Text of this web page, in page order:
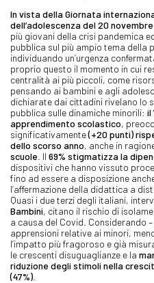
In vista della Giornata
dell’adolescenza del 20 novembre
più giovani della crisi pandemica
pubblica sul più ampio tema della
individuando un’urgenza
proprio questo il momento in cui
centralità ai più piccoli, come
pensando ai bambini e agli
dichiarate dai cittadini rivelano lo
pubblica sulle dinamiche minorili: il
apprendimento scolastico,
significativamente(+20 punti)
dello scorso anno, anche in
scuole . Il 69% stigmatizza la
dispositivi che hanno vissuto
fino ad essere a disposizione
l’affermazione della didattica a
Quasi i due terzi degli italiani,
Bambini, citano il rischio di
a causa del Covid. Considerando
apprensioni relative ai minori,
l’impatto più fragoroso e già
le crescenti disuguaglianze e la
riduzione degli stimoli nella
(47%)